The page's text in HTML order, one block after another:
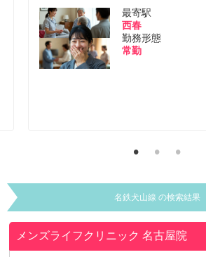
最寄駅
木曽川
勤務形態
常勤
名鉄犬山線 の検索結果
メンズライフクリニック 名古屋院